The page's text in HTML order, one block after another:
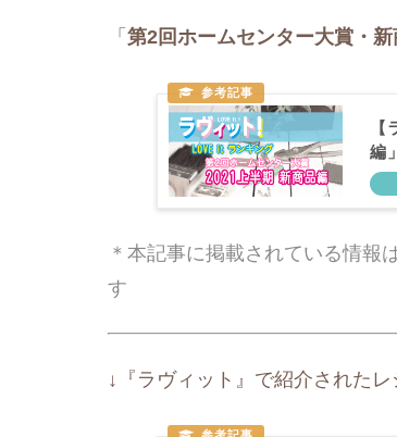
「 第2回ホームセンター大賞・
編
＊本記事に掲載されている情報
す
↓『ラヴィット』で紹介されたレ